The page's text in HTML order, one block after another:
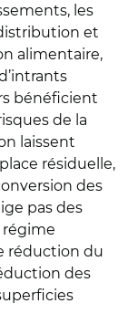
les
et
alimentaire,
bénéficient
de la
laissent
résiduelle,
des
pas des
réduction du
des